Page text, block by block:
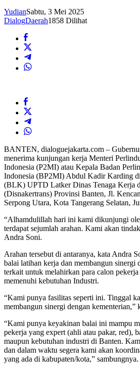
YudianSabtu, 3 Mei 2025
DialogDaerah1858 Dilihat
BANTEN, dialoguejakarta.com –
menerima kunjungan kerja Menteri
Indonesia (P2MI) atau Kepala Badan
Indonesia (BP2MI) Abdul Kadir Karding
(BLK) UPTD Latker Dinas Tenaga Kerja
(Disnakertrans) Provinsi Banten, Jl.
Serpong Utara, Kota Tangerang Selatan,
“Alhamdulillah hari ini kami dikunjungi
terdapat sejumlah arahan. Kami akan
Andra Soni.
Arahan tersebut di antaranya, kata Andra
balai latihan kerja dan membangun sinergi
terkait untuk melahirkan para calon
memenuhi kebutuhan Industri.
“Kami punya fasilitas seperti ini. Tinggal
membangun sinergi dengan kementerian,”
“Kami punya keyakinan balai ini mampu
pekerja yang expert (ahli atau pakar, red),
maupun kebutuhan industri di Banten.
dan dalam waktu segera kami akan
yang ada di kabupaten/kota,” sambungnya.